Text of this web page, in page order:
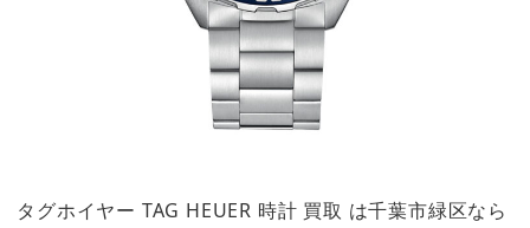
タグホイヤー TAG HEUER 時計 買取 は千葉市緑区なら